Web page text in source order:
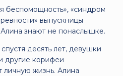
беспомощность», «синдром
выпускницы
знают не понаслышке.
десять лет, девушки
другие корифеи
личную жизнь. Алина